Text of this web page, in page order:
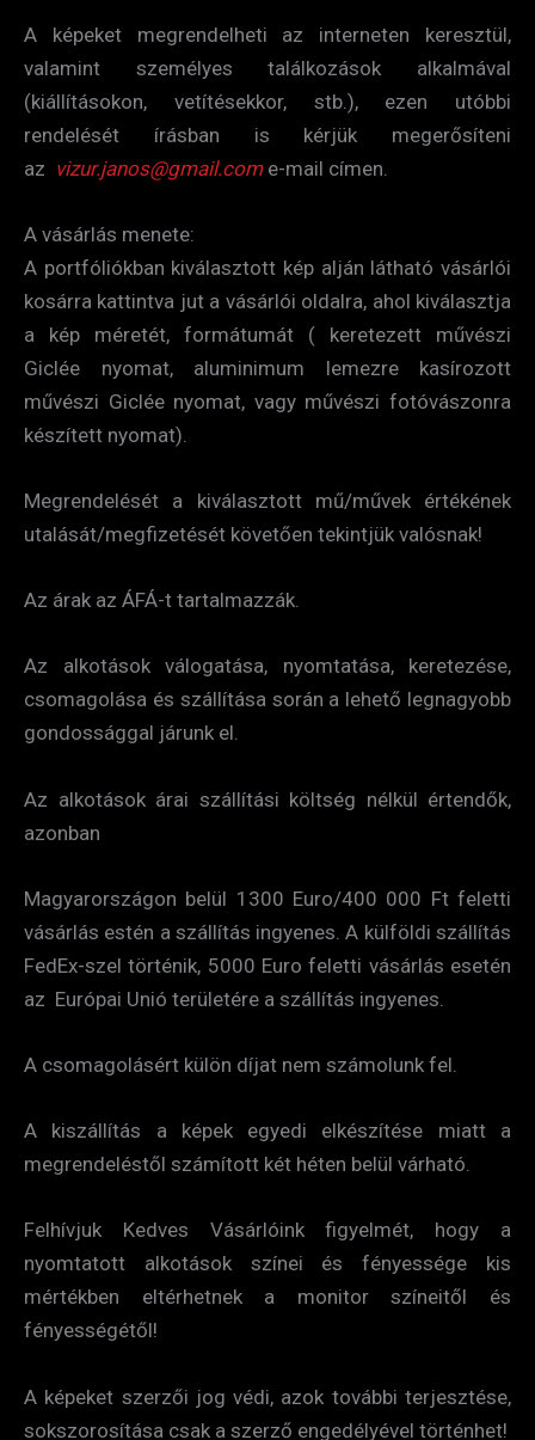
A képeket megrendelheti az interneten keresztül,
valamint személyes találkozások alkalmával
(kiállításokon, vetítésekkor, stb.), ezen utóbbi
rendelését írásban is kérjük megerősíteni
az vizur.janos@gmail.come-mail címen.
A vásárlás menete:
A portfóliókban kiválasztott kép alján látható vásárlói
kosárra kattintva jut a vásárlói oldalra, ahol kiválasztja
a kép méretét, formátumát ( keretezett művészi
Giclée nyomat, aluminimum lemezre kasírozott
művészi Giclée nyomat, vagy művészi fotóvászonra
készített nyomat).
Megrendelését a kiválasztott mű/művek értékének
utalását/megfizetését követően tekintjük valósnak!
Az árak az ÁFÁ-t tartalmazzák.
Az alkotások válogatása, nyomtatása, keretezése,
csomagolása és szállítása során a lehető legnagyobb
gondossággal járunk el.
Az alkotások árai szállítási költség nélkül értendők,
azonban
Magyarországon belül 1300 Euro/400 000 Ft feletti
vásárlás estén a szállítás ingyenes. A külföldi szállítás
FedEx-szel történik, 5000 Euro feletti vásárlás esetén
az Európai Unió területére a szállítás ingyenes.
A csomagolásért külön díjat nem számolunk fel.
A kiszállítás a képek egyedi elkészítése miatt a
megrendeléstől számított két héten belül várható.
Felhívjuk Kedves Vásárlóink figyelmét, hogy a
nyomtatott alkotások színei és fényessége kis
mértékben eltérhetnek a monitor színeitől és
fényességétől!
A képeket szerzői jog védi, azok további terjesztése,
sokszorosítása csak a szerző engedélyével történhet!